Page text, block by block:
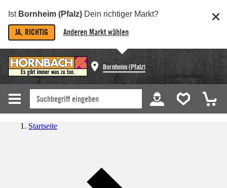
Ist Bornheim (Pfalz) Dein richtiger Markt?
JA, RICHTIG Anderen Markt wählen
Bornheim (Pfalz)
Startseite